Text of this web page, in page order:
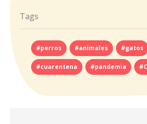
Tags
#perros #animales #gatos
#cuarentena #pandemia